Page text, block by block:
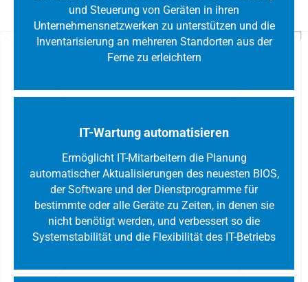
und Steuerung von Geräten in ihren
Unternehmensnetzwerken zu unterstützen und die
Inventarisierung an mehreren Standorten aus der
Ferne zu erleichtern
IT-Wartung automatisieren
Ermöglicht IT-Mitarbeitern die Planung
automatischer Aktualisierungen des neuesten BIOS,
der Software und der Dienstprogramme für
bestimmte oder alle Geräte zu Zeiten, in denen sie
nicht benötigt werden, und verbessert so die
Systemstabilität und die Flexibilität des IT-Betriebs